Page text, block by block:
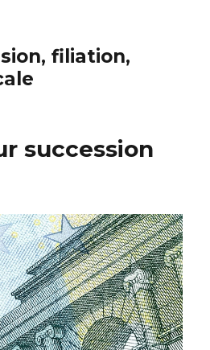
filiation,
succession